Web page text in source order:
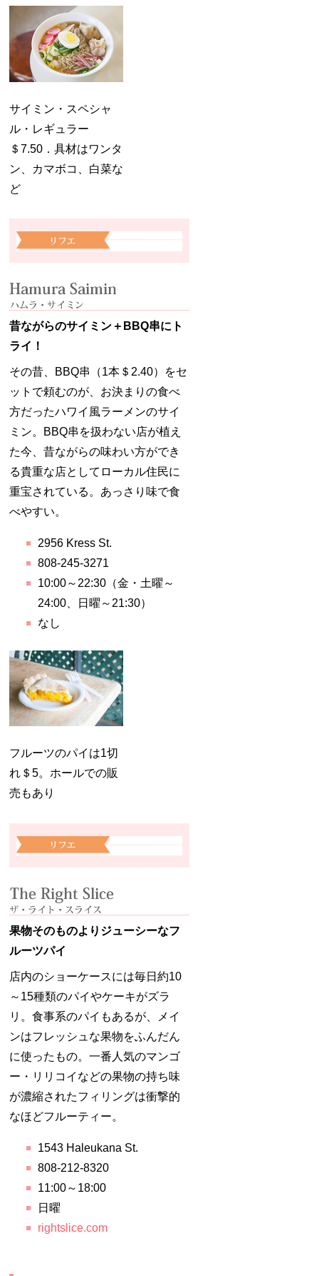
サイミン・スペシャ
ル・レギュラー
＄7.50．具材はワンタ
ン、カマボコ、白菜な
ど
昔ながらのサイミン＋BBQ串にト
ライ！
その昔、BBQ串（1本＄2.40）をセ
ットで頼むのが、お決まりの食べ
方だったハワイ風ラーメンのサイ
ミン。BBQ串を扱わない店が植え
た今、昔ながらの味わい方ができ
る貴重な店としてローカル住民に
重宝されている。あっさり味で食
べやすい。
2956 Kress St.
808-245-3271
10:00～22:30（金・土曜～
24:00、日曜～21:30）
なし
フルーツのパイは1切
れ＄5。ホールでの販
売もあり
果物そのものよりジューシーなフ
ルーツパイ
店内のショーケースには毎日約10
～15種類のパイやケーキがズラ
リ。食事系のパイもあるが、メイ
ンはフレッシュな果物をふんだん
に使ったもの。一番人気のマンゴ
ー・リリコイなどの果物の持ち味
が濃縮されたフィリングは衝撃的
なほどフルーティー。
1543 Haleukana St.
808-212-8320
11:00～18:00
日曜
rightslice.com